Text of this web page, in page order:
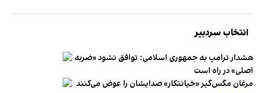
انتخاب سردبیر
هشدار ترامپ به جمهوری اسلامی: توافق نشود «ضربه
اصلی» در راه است
مرغان مگس‌گیر «خیانتکار» صدایشان را عوض می‌کنند